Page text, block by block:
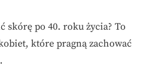
skórę po 40. roku życia? To
które pragną zachować